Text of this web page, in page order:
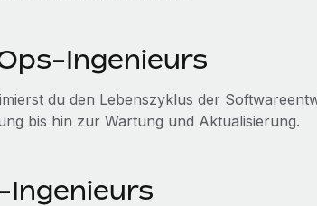
Ingenieurs
du den Lebenszyklus der
bis hin zur Wartung und Aktualisierung.
Ingenieurs